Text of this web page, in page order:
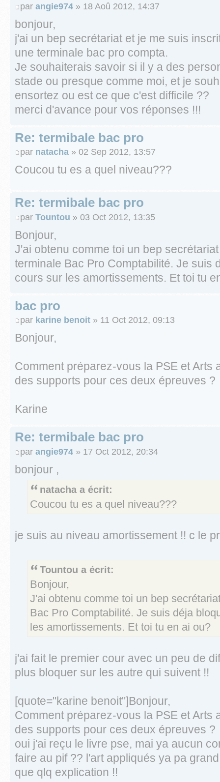
par angie974 » 18 Aoû 2012, 14:37
bonjour,
j'ai un bep secrétariat et je me suis
une terminale bac pro compta.
Je souhaiterais savoir si il y a des
stade ou presque comme moi, et je
ensortez ou est ce que c'est difficile ??
merci d'avance pour vos réponses !!!
Re: termibale bac pro
par natacha » 02 Sep 2012, 13:57
Coucou tu es a quel niveau???
Re: termibale bac pro
par Tountou » 03 Oct 2012, 13:35
Bonjour,
J'ai obtenu comme toi un bep
terminale Bac Pro Comptabilité. Je suis
cours sur les amortissements. Et toi tu
bac pro
par karine benoit » 11 Oct 2012, 09:13
Bonjour,
Comment préparez-vous la PSE et Arts
des supports pour ces deux épreuves ?
Karine
Re: termibale bac pro
par angie974 » 17 Oct 2012, 20:34
bonjour ,
natacha a écrit:
Coucou tu es a quel niveau???
je suis au niveau amortissement !! c le
Tountou a écrit:
Bonjour,
J'ai obtenu comme toi un bep
Bac Pro Comptabilité. Je suis déja
les amortissements. Et toi tu en ai ou?
j'ai fait le premier cour avec un peu de
plus bloquer sur les autre qui suivent !!
[quote="karine benoit"]Bonjour,
Comment préparez-vous la PSE et Arts
des supports pour ces deux épreuves ?
oui j'ai reçu le livre pse, mai ya aucun
faire au pif ?? l'art appliqués ya pa
que qlq explication !!